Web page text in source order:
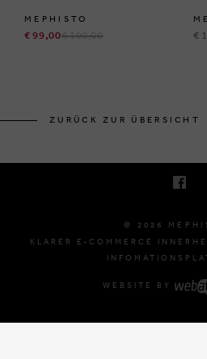
MEPHISTO
€ 99,00€ 190,00 €
ZURÜCK ZUR ÜBERSICHT
© 2026
KLARER E-COMMERCE
WEBSITE BY